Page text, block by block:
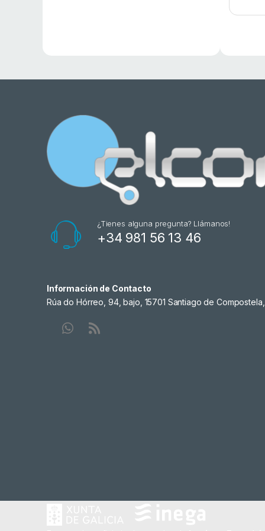
¿Tienes alguna pregunta? Llámanos!
+34 981 56 13 46
Información de Contacto
Rúa do Hórreo, 94, bajo, 15701 Santiago de